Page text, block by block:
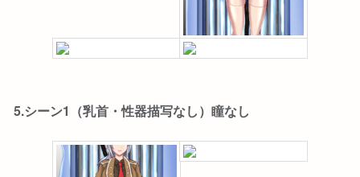
5.シーン1（乳首・性器描写なし）瞳なし